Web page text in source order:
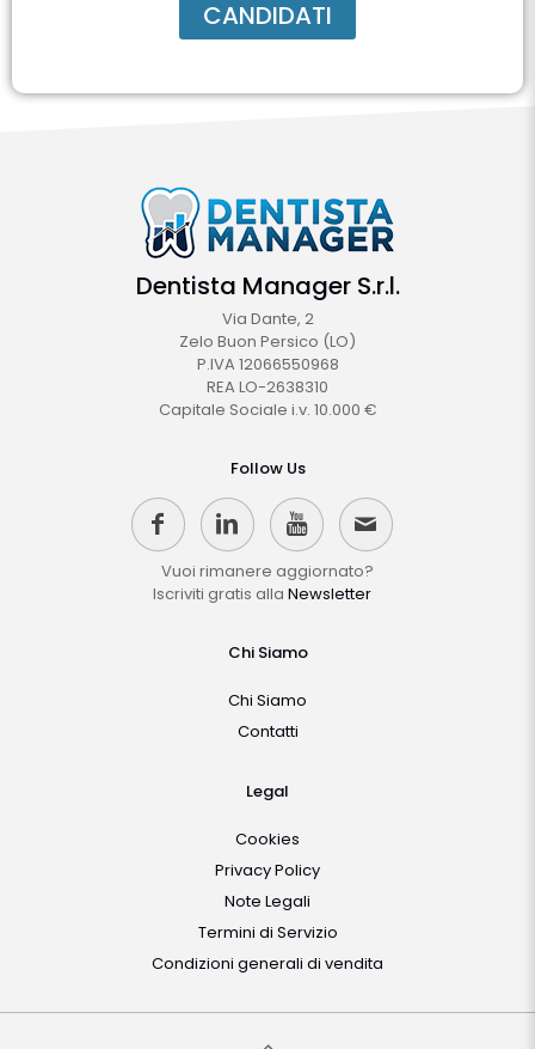
Dentista Manager S.r.l.
Via Dante, 2
Zelo Buon Persico (LO)
P.IVA 12066550968
REA LO-2638310
Capitale Sociale i.v. 10.000 €
Follow Us
Vuoi rimanere aggiornato?
Iscriviti gratis alla Newsletter
Chi Siamo
Chi Siamo
Contatti
Legal
Cookies
Privacy Policy
Note Legali
Termini di Servizio
Condizioni generali di vendita